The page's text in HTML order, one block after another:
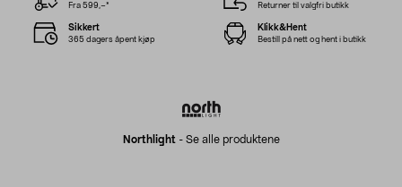
Northlight - Se alle produktene
Fra 599,–* Returner til valgfri butikk
Sikkert
365 dagers åpent kjøp
Klikk&Hent
Bestill på nett og hent i butikk